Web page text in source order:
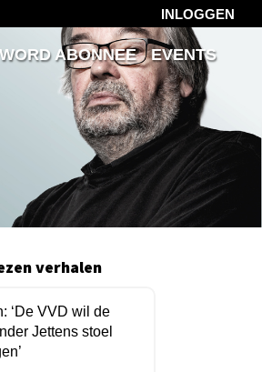
INLOGGEN
WORD ABONNEE
EVENTS
verhalen
‘De VVD wil de
Jettens stoel